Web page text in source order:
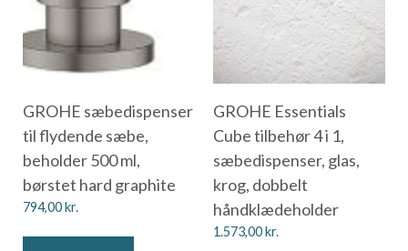
GROHE sæbedispenser
til flydende sæbe,
beholder 500 ml,
børstet hard graphite
794,00kr.
GROHE Essentials
Cube tilbehør 4 i 1,
sæbedispenser, glas,
krog, dobbelt
håndklædeholder
1.573,00kr.